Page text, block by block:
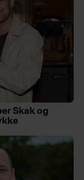
Skak og